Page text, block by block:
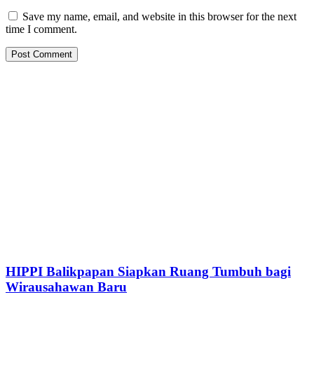
Save my name, email, and website in this browser for the next
time I comment.
HIPPI Balikpapan Siapkan Ruang Tumbuh bagi
Wirausahawan Baru